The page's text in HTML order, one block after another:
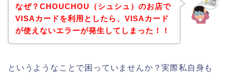
なぜ？CHOUCHOU（シュシュ）のお店で
VISAカードを利用としたら、VISAカード
が使えないエラーが発生してしまった！！
というようなことで困っていませんか？実際私自身も